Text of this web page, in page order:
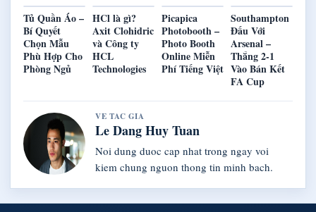
Tủ Quần Áo –
Bí Quyết
Chọn Mẫu
Phù Hợp Cho
Phòng Ngủ
HCl là gì?
Axit Clohidric
và Công ty
HCL
Technologies
Picapica
Photobooth –
Photo Booth
Online Miễn
Phí Tiếng Việt
Southampton
Đấu Với
Arsenal –
Thắng 2-1
Vào Bán Kết
FA Cup
VE TAC GIA
Le Dang Huy Tuan
Noi dung duoc cap nhat trong ngay voi
kiem chung nguon thong tin minh bach.